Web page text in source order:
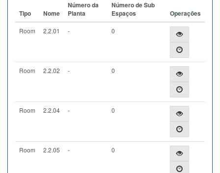
Tipo Nome
Número da
Planta
Número de Sub
Espaços
Operações
Room 2.2.01 - 0
Room 2.2.02 - 0
Room 2.2.04 - 0
Room 2.2.05 - 0